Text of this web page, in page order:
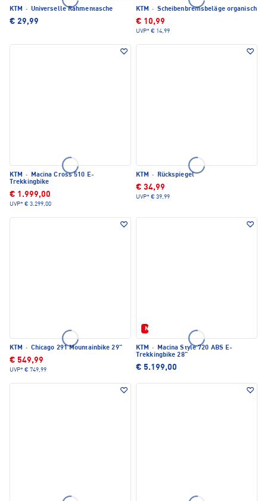
KTM · Universelle Rahmentasche
€ 29,99
KTM · Scheibenbremsbeläge organisch
€ 10,99
UVP* € 14,99
KTM ·
Macina Cross 510 E-
Trekkingbike
€ 1.999,00
UVP* € 3.299,00
KTM · Rückspiegel
€ 34,99
UVP* € 39,99
KTM · Chicago 291 Mountainbike 29"
€ 549,99
UVP* € 749,99
Neu
KTM ·
Macina Style 720 ABS E-
Trekkingbike 28"
€ 5.199,00